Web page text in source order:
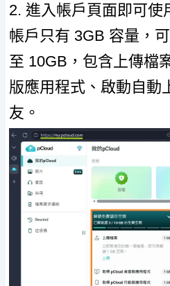
2. 進入帳戶頁面即可使
帳戶只有 3GB 容量，
至 10GB，包含上傳檔
版應用程式、啟動自動
友。